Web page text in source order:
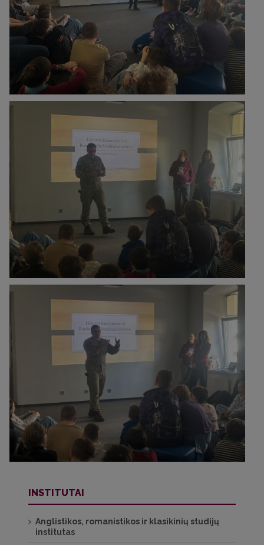
INSTITUTAI
Anglistikos, romanistikos ir klasikinių studijų
institutas